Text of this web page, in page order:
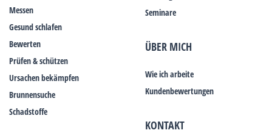
Messen
Gesund schlafen
Bewerten
Prüfen & schützen
Ursachen bekämpfen
Brunnensuche
Schadstoffe
Seminare
ÜBER MICH
Wie ich arbeite
Kundenbewertungen
KONTAKT